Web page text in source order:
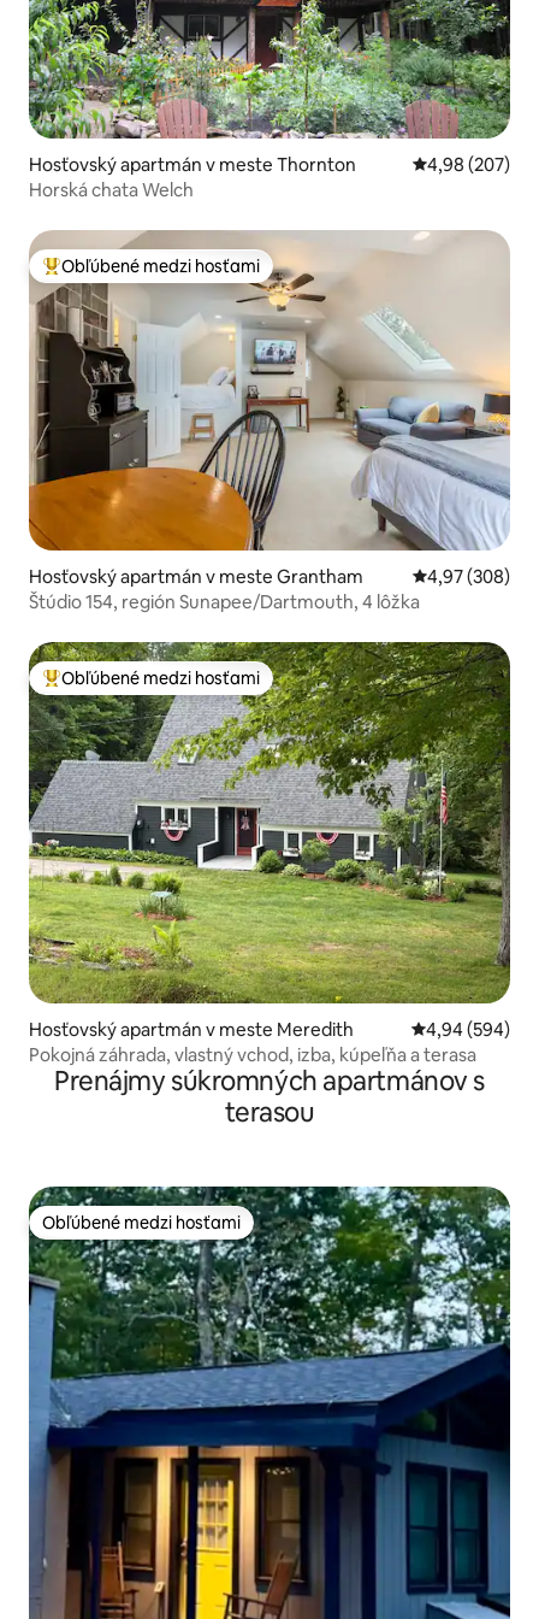
Hosťovský apartmán v meste Thornton Priemerné
4,98 (207)
Horská chata Welch
Najobľúbenejšie medzi hosťami
Obľúbené medzi hosťami
Hosťovský apartmán v meste Grantham Priemerné
4,97 (308)
Štúdio 154, región Sunapee/Dartmouth, 4 lôžka
Najobľúbenejšie medzi hosťami
Obľúbené medzi hosťami
Hosťovský apartmán v meste Meredith Priemerné
4,94 (594)
Pokojná záhrada, vlastný vchod, izba, kúpeľňa a terasa
Prenájmy súkromných apartmánov s
terasou
Obľúbené medzi hosťami
Obľúbené medzi hosťami